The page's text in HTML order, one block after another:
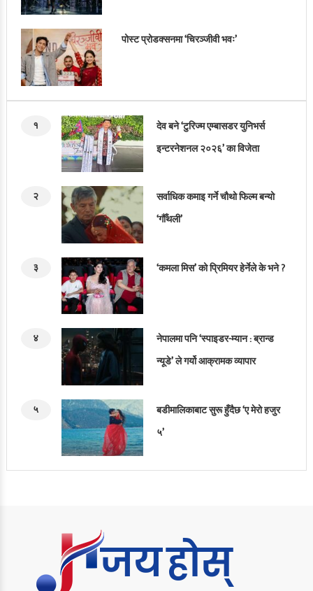
पोस्ट प्रोडक्सनमा ‘चिरञ्जीवी भवः’
१
देव बने ‘टुरिज्म एम्बासडर युनिभर्स
इन्टरनेशनल २०२६’ का विजेता
२
सर्वाधिक कमाइ गर्ने चौथो फिल्म बन्यो
‘गौँथली’
३ ‘कमला मिस’ को प्रिमियर हेर्नेले के भने ?
४
नेपालमा पनि ‘स्पाइडर-म्यान : ब्रान्ड
न्यूडे’ ले गर्यो आक्रामक व्यापार
५
बडीमालिकाबाट सुरू हुँदैछ ‘ए मेरो हजुर
५’